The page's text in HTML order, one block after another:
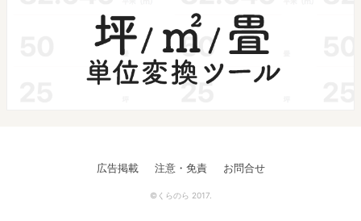
広告掲載 注意・免責 お問合せ
©くらのら 2017.